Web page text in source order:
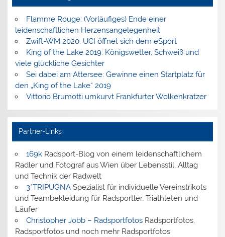
Flamme Rouge: (Vorläufiges) Ende einer
leidenschaftlichen Herzensangelegenheit
Zwift-WM 2020: UCI öffnet sich dem eSport
King of the Lake 2019: Königswetter, Schweiß und
viele glückliche Gesichter
Sei dabei am Attersee: Gewinne einen Startplatz für
den „King of the Lake“ 2019
Vittorio Brumotti umkurvt Frankfurter Wolkenkratzer
Partner-Links
169kRadsport-Blog von einem leidenschaftlichem
Radler und Fotograf aus Wien über Lebensstil, Alltag
und Technik der Radwelt
3*TRIPUGNASpezialist für individuelle Vereinstrikots
und Teambekleidung für Radsportler, Triathleten und
Läufer
Christopher Jobb – RadsportfotosRadsportfotos,
Radsportfotos und noch mehr Radsportfotos